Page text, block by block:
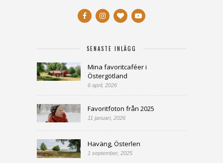
SENASTE INLÄGG
Mina favoritcaféer i
Östergötland
6 april, 2026
Favoritfoton från 2025
11 januari, 2026
Haväng, Österlen
1 september, 2025